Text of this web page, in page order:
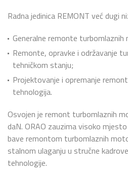
Radna jedinica REMONT već dugi
Generalne remonte turbomlaznih
Remonte, opravke i održavanje
tehničkom stanju;
Projektovanje i opremanje
tehnologija.
Osvojen je remont turbomlaznih
daN. ORAO zauzima visoko
bave remontom turbomlaznih
stalnom ulaganju u stručne
tehnologije.